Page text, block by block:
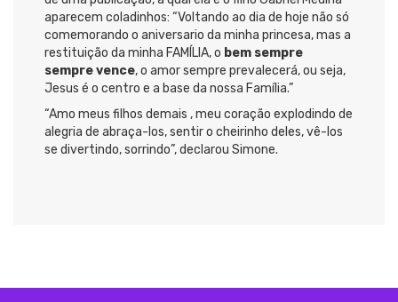
aparecem coladinhos: “Voltando ao dia de hoje não só
comemorando o aniversario da minha princesa, mas a
restituição da minha FAMÍLIA, o bem sempre
sempre vence, o amor sempre prevalecerá, ou seja,
Jesus é o centro e a base da nossa Família.”
“Amo meus filhos demais , meu coração explodindo de
alegria de abraça-los, sentir o cheirinho deles, vê-los
se divertindo, sorrindo”, declarou Simone.